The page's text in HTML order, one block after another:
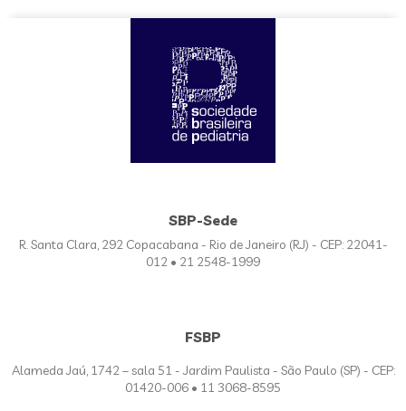
SBP-Sede
R. Santa Clara, 292 Copacabana - Rio de Janeiro (RJ) - CEP: 22041-
012 • 21 2548-1999
FSBP
Alameda Jaú, 1742 – sala 51 - Jardim Paulista - São Paulo (SP) - CEP:
01420-006 • 11 3068-8595